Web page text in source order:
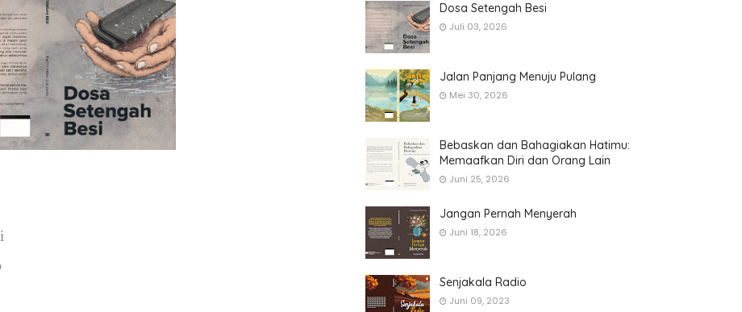
Dosa Setengah Besi
Juli 03, 2026
Jalan Panjang Menuju Pulang
Mei 30, 2026
Bebaskan dan Bahagiakan Hatimu:
Memaafkan Diri dan Orang Lain
Juni 25, 2026
Jangan Pernah Menyerah
Juni 18, 2026
Senjakala Radio
Juni 09, 2023